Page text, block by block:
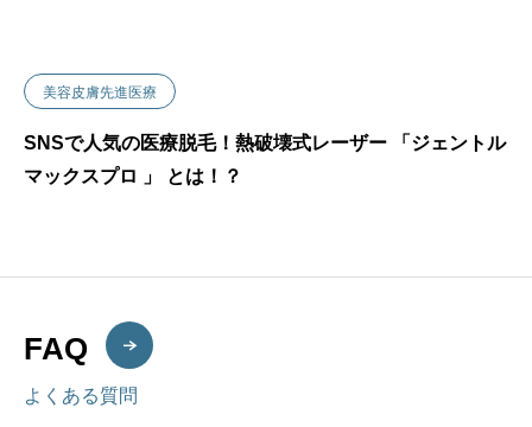
美容皮膚先進医療
SNSで人気の医療脱毛！熱破壊式レーザー 「ジェントル
マックスプロ 」 とは！？
FAQ
よくある質問